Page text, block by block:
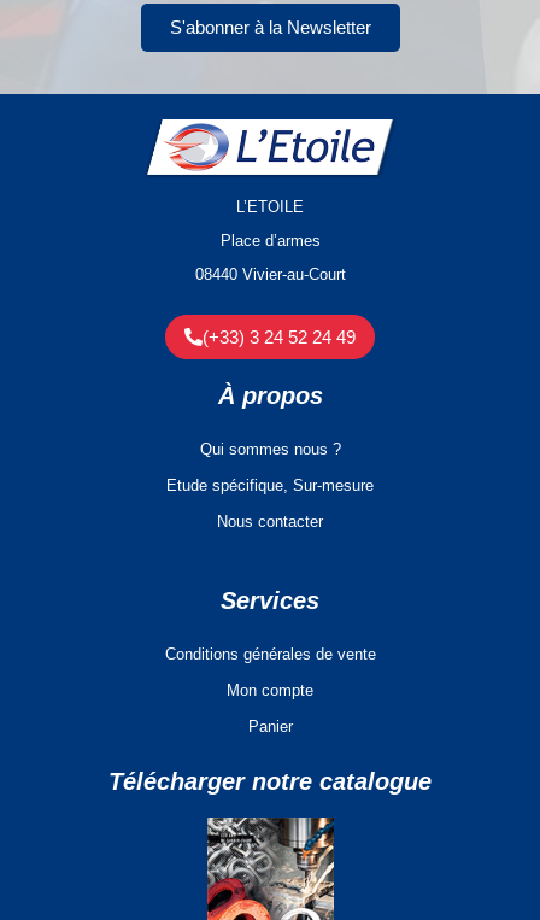
S'abonner à la Newsletter
L’ETOILE
Place d’armes
08440 Vivier-au-Court
(+33) 3 24 52 24 49
À propos
Qui sommes nous ?
Etude spécifique, Sur-mesure
Nous contacter
Services
Conditions générales de vente
Mon compte
Panier
Télécharger notre catalogue